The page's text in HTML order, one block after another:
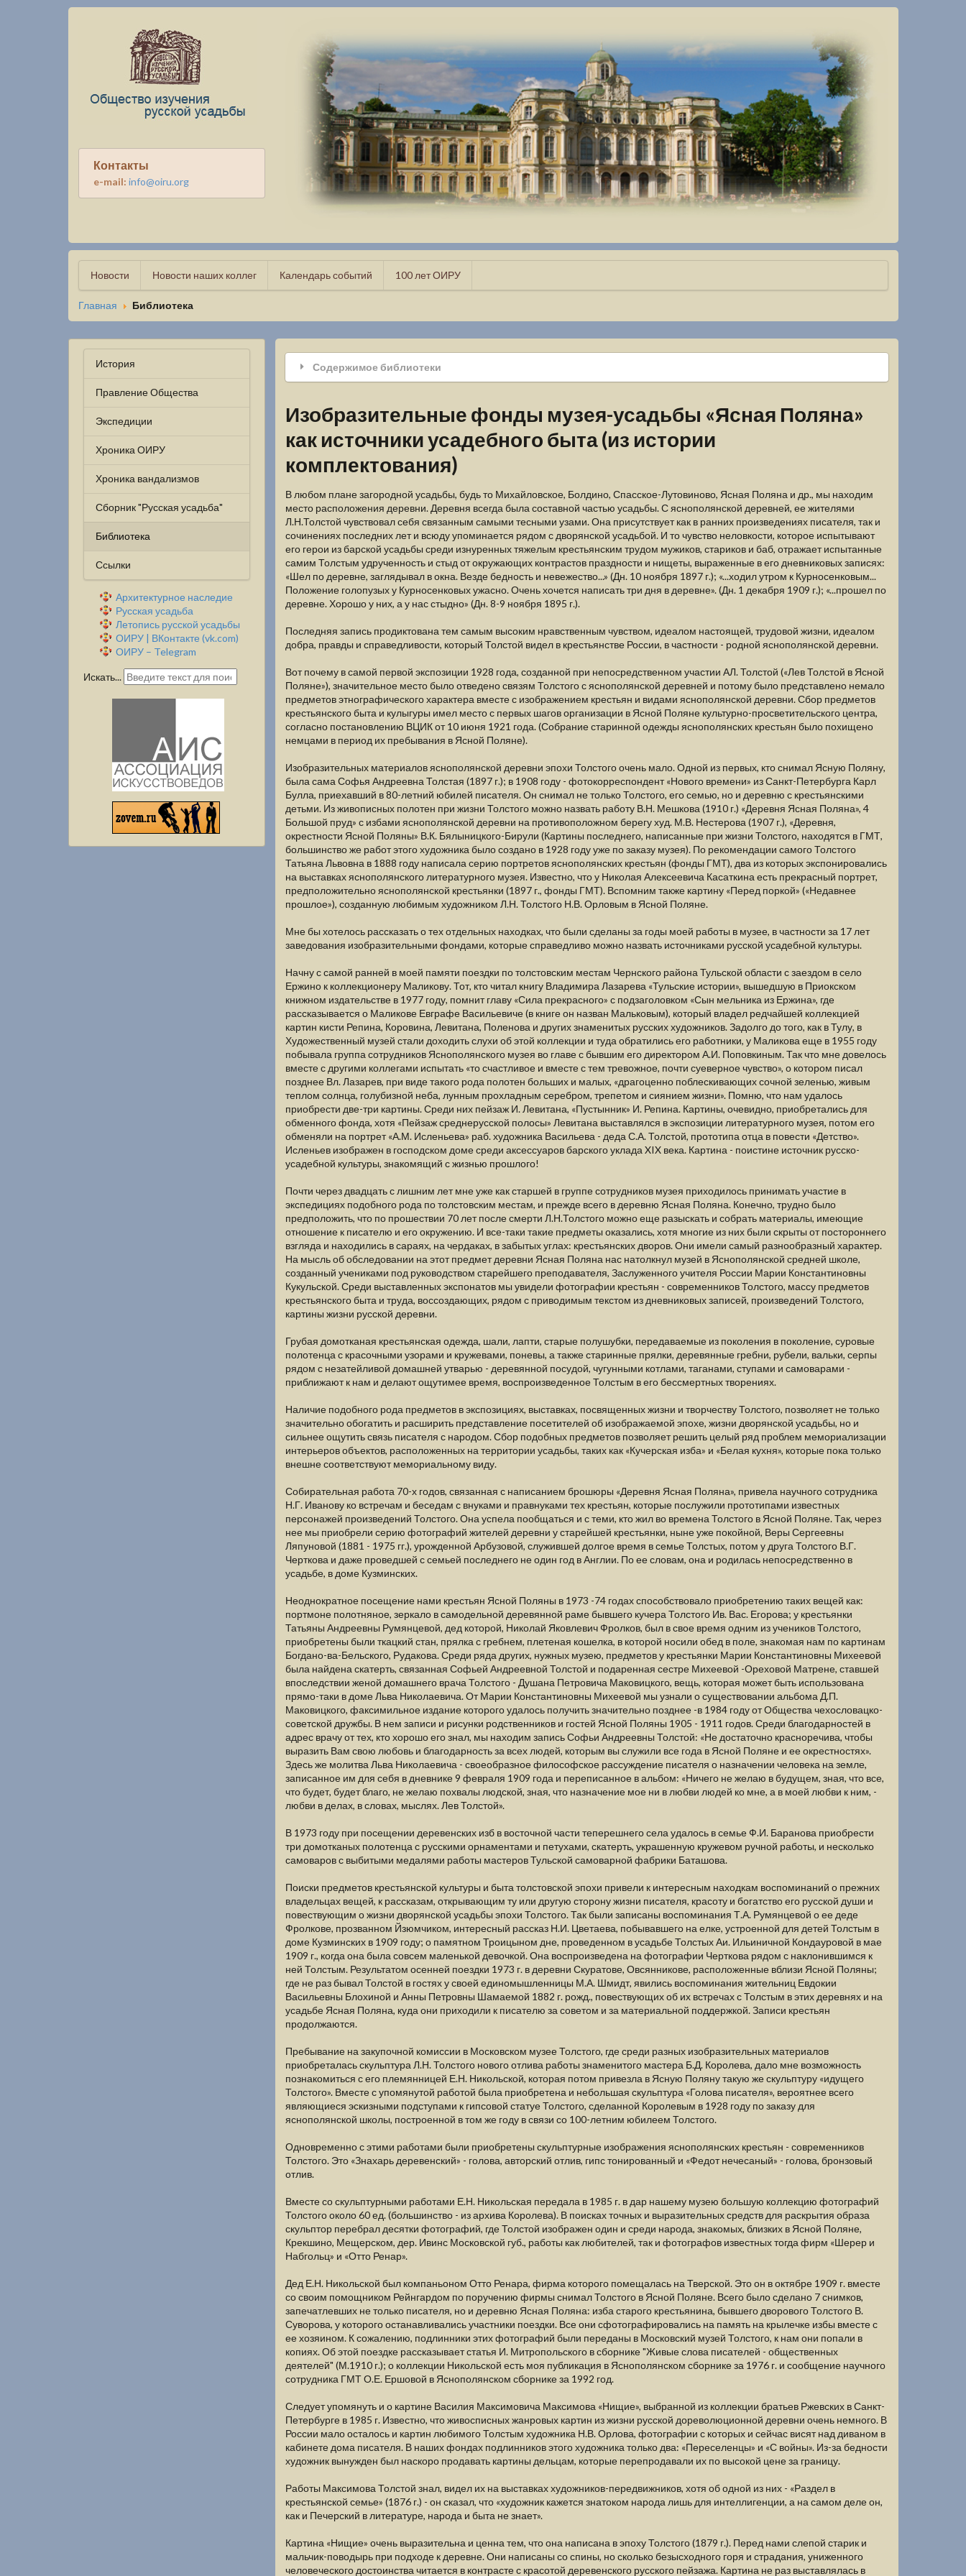
Контакты
e-mail: info@oiru.org
Новости Новости наших коллег Календарь событий 100 лет ОИРУ
Главная Библиотека
История
Правление Общества
Экспедиции
Хроника ОИРУ
Хроника вандализмов
Сборник "Русская усадьба"
Библиотека
Ссылки
Архитектурное наследие
Русская усадьба
Летопись русской усадьбы
ОИРУ | ВКонтакте (vk.com)
ОИРУ – Telegram
Искать...
Содержимое библиотеки
Изобразительные фонды музея-усадьбы «Ясная Поляна»
как источники усадебного быта (из истории
комплектования)
В любом плане загородной усадьбы, будь то Михайловское, Болдино, Спасское-Лутовиново, Ясная Поляна и др., мы находим
место расположения деревни. Деревня всегда была составной частью усадьбы. С яснополянской деревней, ее жителями
Л.Н.Толстой чувствовал себя связанным самыми тесными узами. Она присутствует как в ранних произведениях писателя, так и
сочинениях последних лет и всюду упоминается рядом с дворянской усадьбой. И то чувство неловкости, которое испытывают
его герои из барской усадьбы среди изнуренных тяжелым крестьянским трудом мужиков, стариков и баб, отражает испытанные
самим Толстым удрученность и стыд от окружающих контрастов праздности и нищеты, выраженные в его дневниковых записях:
«Шел по деревне, заглядывал в окна. Везде бедность и невежество...» (Дн. 10 ноября 1897 г.); «...ходил утром к Курносенковым...
Положение голопузых у Курносенковых ужасно. Очень хочется написать три дня в деревне». (Дн. 1 декабря 1909 г.); «...прошел по
деревне. Хорошо у них, а у нас стыдно» (Дн. 8-9 ноября 1895 г.).
Последняя запись продиктована тем самым высоким нравственным чувством, идеалом настоящей, трудовой жизни, идеалом
добра, правды и справедливости, который Толстой видел в крестьянстве России, в частности - родной яснополянской деревни.
Вот почему в самой первой экспозиции 1928 года, созданной при непосредственном участии АЛ. Толстой («Лев Толстой в Ясной
Поляне»), значительное место было отведено связям Толстого с яснополянской деревней и потому было представлено немало
предметов этнографического характера вместе с изображением крестьян и видами яснополянской деревни. Сбор предметов
крестьянского быта и кулыгуры имел место с первых шагов организации в Ясной Поляне культурно-просветительского центра,
согласно постановлению ВЦИК от 10 июня 1921 года. (Собрание старинной одежды яснополянских крестьян было похищено
немцами в период их пребывания в Ясной Поляне).
Изобразительных материалов яснополянской деревни эпохи Толстого очень мало. Одной из первых, кто снимал Ясную Поляну,
была сама Софья Андреевна Толстая (1897 г.); в 1908 году - фотокорреспондент «Нового времени» из Санкт-Петербурга Карл
Булла, приехавший в 80-летний юбилей писателя. Он снимал не только Толстого, его семью, но и деревню с крестьянскими
детьми. Из живописных полотен при жизни Толстого можно назвать работу В.Н. Мешкова (1910 г.) «Деревня Ясная Поляна», 4
Большой пруд» с избами яснополянской деревни на противоположном берегу худ. М.В. Нестерова (1907 г.), «Деревня,
окрестности Ясной Поляны» В.К. Бялыницкого-Бирули (Картины последнего, написанные при жизни Толстого, находятся в ГМТ,
большинство же работ этого художника было создано в 1928 году уже по заказу музея). По рекомендации самого Толстого
Татьяна Львовна в 1888 году написала серию портретов яснополянских крестьян (фонды ГМТ), два из которых экспонировались
на выставках яснополянского литературного музея. Известно, что у Николая Алексеевича Касаткина есть прекрасный портрет,
предположительно яснополянской крестьянки (1897 г., фонды ГМТ). Вспомним также картину «Перед поркой» («Недавнее
прошлое»), созданную любимым художником Л.Н. Толстого Н.В. Орловым в Ясной Поляне.
Мне бы хотелось рассказать о тех отдельных находках, что были сделаны за годы моей работы в музее, в частности за 17 лет
заведования изобразительными фондами, которые справедливо можно назвать источниками русской усадебной культуры.
Начну с самой ранней в моей памяти поездки по толстовским местам Чернского района Тульской области с заездом в село
Ержино к коллекционеру Маликову. Тот, кто читал книгу Владимира Лазарева «Тульские истории», вышедшую в Приокском
книжном издательстве в 1977 году, помнит главу «Сила прекрасного» с подзаголовком «Сын мельника из Ержина», где
рассказывается о Маликове Евграфе Васильевиче (в книге он назван Мальковым), который владел редчайшей коллекцией
картин кисти Репина, Коровина, Левитана, Поленова и других знаменитых русских художников. Задолго до того, как в Тулу, в
Художественный музей стали доходить слухи об этой коллекции и туда обратились его работники, у Маликова еще в 1955 году
побывала группа сотрудников Яснополянского музея во главе с бывшим его директором А.И. Поповкиным. Так что мне довелось
вместе с другими коллегами испытать «то счастливое и вместе с тем тревожное, почти суеверное чувство», о котором писал
позднее Вл. Лазарев, при виде такого рода полотен больших и малых, «драгоценно поблескивающих сочной зеленью, живым
теплом солнца, голубизной неба, лунным прохладным серебром, трепетом и сиянием жизни». Помню, что нам удалось
приобрести две-три картины. Среди них пейзаж И. Левитана, «Пустынник» И. Репина. Картины, очевидно, приобретались для
обменного фонда, хотя «Пейзаж среднерусской полосы» Левитана выставлялся в экспозиции литературного музея, потом его
обменяли на портрет «А.М. Исленьева» раб. художника Васильева - деда С.А. Толстой, прототипа отца в повести «Детство».
Исленьев изображен в господском доме среди аксессуаров барского уклада XIX века. Картина - поистине источник русско-
усадебной культуры, знакомящий с жизнью прошлого!
Почти через двадцать с лишним лет мне уже как старшей в группе сотрудников музея приходилось принимать участие в
экспедициях подобного рода по толстовским местам, и прежде всего в деревню Ясная Поляна. Конечно, трудно было
предположить, что по прошествии 70 лет после смерти Л.Н.Толстого можно еще разыскать и собрать материалы, имеющие
отношение к писателю и его окружению. И все-таки такие предметы оказались, хотя многие из них были скрыты от постороннего
взгляда и находились в сараях, на чердаках, в забытых углах: крестьянских дворов. Они имели самый разнообразный характер.
На мысль об обследовании на этот предмет деревни Ясная Поляна нас натолкнул музей в Яснополянской средней школе,
созданный учениками под руководством старейшего преподавателя, Заслуженного учителя России Марии Константиновны
Кукульской. Среди выставленных экспонатов мы увидели фотографии крестьян - современников Толстого, массу предметов
крестьянского быта и труда, воссоздающих, рядом с приводимым текстом из дневниковых записей, произведений Толстого,
картины жизни русской деревни.
Грубая домотканая крестьянская одежда, шали, лапти, старые полушубки, передаваемые из поколения в поколение, суровые
полотенца с красочными узорами и кружевами, поневы, а также старинные прялки, деревянные гребни, рубели, вальки, серпы
рядом с незатейливой домашней утварью - деревянной посудой, чугунными котлами, таганами, ступами и самоварами -
приближают к нам и делают ощутимее время, воспроизведенное Толстым в его бессмертных творениях.
Наличие подобного рода предметов в экспозициях, выставках, посвященных жизни и творчеству Толстого, позволяет не только
значительно обогатить и расширить представление посетителей об изображаемой эпохе, жизни дворянской усадьбы, но и
сильнее ощутить связь писателя с народом. Сбор подобных предметов позволяет решить целый ряд проблем мемориализации
интерьеров объектов, расположенных на территории усадьбы, таких как «Кучерская изба» и «Белая кухня», которые пока только
внешне соответствуют мемориальному виду.
Собирательная работа 70-х годов, связанная с написанием брошюры «Деревня Ясная Поляна», привела научного сотрудника
Н.Г. Иванову ко встречам и беседам с внуками и правнуками тех крестьян, которые послужили прототипами известных
персонажей произведений Толстого. Она успела пообщаться и с теми, кто жил во времена Толстого в Ясной Поляне. Так, через
нее мы приобрели серию фотографий жителей деревни у старейшей крестьянки, ныне уже покойной, Веры Сергеевны
Ляпуновой (1881 - 1975 гг.), урожденной Арбузовой, служившей долгое время в семье Толстых, потом у друга Толстого В.Г.
Черткова и даже проведшей с семьей последнего не один год в Англии. По ее словам, она и родилась непосредственно в
усадьбе, в доме Кузминских.
Неоднократное посещение нами крестьян Ясной Поляны в 1973 -74 годах способствовало приобретению таких вещей как:
портмоне полотняное, зеркало в самодельной деревянной раме бывшего кучера Толстого Ив. Вас. Егорова; у крестьянки
Татьяны Андреевны Румянцевой, дед которой, Николай Яковлевич Фролков, был в свое время одним из учеников Толстого,
приобретены были ткацкий стан, прялка с гребнем, плетеная кошелка, в которой носили обед в поле, знакомая нам по картинам
Богдано-ва-Бельского, Рудакова. Среди ряда других, нужных музею, предметов у крестьянки Марии Константиновны Михеевой
была найдена скатерть, связанная Софьей Андреевной Толстой и подаренная сестре Михеевой -Ореховой Матрене, ставшей
впоследствии женой домашнего врача Толстого - Душана Петровича Маковицкого, вещь, которая может быть использована
прямо-таки в доме Льва Николаевича. От Марии Константиновны Михеевой мы узнали о существовании альбома Д.П.
Маковицкого, факсимильное издание которого удалось получить значительно позднее -в 1984 году от Общества чехословацко-
советской дружбы. В нем записи и рисунки родственников и гостей Ясной Поляны 1905 - 1911 годов. Среди благодарностей в
адрес врачу от тех, кто хорошо его знал, мы находим запись Софьи Андреевны Толстой: «Не достаточно красноречива, чтобы
выразить Вам свою любовь и благодарность за всех людей, которым вы служили все года в Ясной Поляне и ее окрестностях».
Здесь же молитва Льва Николаевича - своеобразное философское рассуждение писателя о назначении человека на земле,
записанное им для себя в дневнике 9 февраля 1909 года и переписанное в альбом: «Ничего не желаю в будущем, зная, что все,
что будет, будет благо, не желаю похвалы людской, зная, что назначение мое ни в любви людей ко мне, а в моей любви к ним, -
любви в делах, в словах, мыслях. Лев Толстой».
В 1973 году при посещении деревенских изб в восточной части теперешнего села удалось в семье Ф.И. Баранова приобрести
три домотканых полотенца с русскими орнаментами и петухами, скатерть, украшенную кружевом ручной работы, и несколько
самоваров с выбитыми медалями работы мастеров Тульской самоварной фабрики Баташова.
Поиски предметов крестьянской культуры и быта толстовской эпохи привели к интересным находкам воспоминаний о прежних
владельцах вещей, к рассказам, открывающим ту или другую сторону жизни писателя, красоту и богатство его русской души и
повествующим о жизни дворянской усадьбы эпохи Толстого. Так были записаны воспоминания Т.А. Румянцевой о ее деде
Фролкове, прозванном Йзюмчиком, интересный рассказ Н.И. Цветаева, побывавшего на елке, устроенной для детей Толстым в
доме Кузминских в 1909 году; о памятном Троицыном дне, проведенном в усадьбе Толстых Аи. Ильиничной Кондауровой в мае
1909 г., когда она была совсем маленькой девочкой. Она воспроизведена на фотографии Черткова рядом с наклонившимся к
ней Толстым. Результатом осенней поездки 1973 г. в деревни Скуратове, Овсянникове, расположенные вблизи Ясной Поляны;
где не раз бывал Толстой в гостях у своей единомышленницы М.А. Шмидт, явились воспоминания жительниц Евдокии
Васильевны Блохиной и Анны Петровны Шамаемой 1882 г. рожд., повествующих об их встречах с Толстым в этих деревнях и на
усадьбе Ясная Поляна, куда они приходили к писателю за советом и за материальной поддержкой. Записи крестьян
продолжаются.
Пребывание на закупочной комиссии в Московском музее Толстого, где среди разных изобразительных материалов
приобреталась скульптура Л.Н. Толстого нового отлива работы знаменитого мастера Б.Д. Королева, дало мне возможность
познакомиться с его племянницей Е.Н. Никольской, которая потом привезла в Ясную Поляну такую же скульптуру «идущего
Толстого». Вместе с упомянутой работой была приобретена и небольшая скульптура «Голова писателя», вероятнее всего
являющиеся эскизными подступами к гипсовой статуе Толстого, сделанной Королевым в 1928 году по заказу для
яснополянской школы, построенной в том же году в связи со 100-летним юбилеем Толстого.
Одновременно с этими работами были приобретены скульптурные изображения яснополянских крестьян - современников
Толстого. Это «Знахарь деревенский» - голова, авторский отлив, гипс тонированный и «Федот нечесаный» - голова, бронзовый
отлив.
Вместе со скульптурными работами Е.Н. Никольская передала в 1985 г. в дар нашему музею большую коллекцию фотографий
Толстого около 60 ед. (большинство - из архива Королева). В поисках точных и выразительных средств для раскрытия образа
скульптор перебрал десятки фотографий, где Толстой изображен один и среди народа, знакомых, близких в Ясной Поляне,
Крекшино, Мещерском, дер. Ивинс Московской губ., работы как любителей, так и фотографов известных тогда фирм «Шерер и
Набгольц» и «Отто Ренар».
Дед Е.Н. Никольской был компаньоном Отто Ренара, фирма которого помещалась на Тверской. Это он в октябре 1909 г. вместе
со своим помощником Рейнгардом по поручению фирмы снимал Толстого в Ясной Поляне. Всего было сделано 7 снимков,
запечатлевших не только писателя, но и деревню Ясная Поляна: изба старого крестьянина, бывшего дворового Толстого В.
Суворова, у которого останавливались участники поездки. Все они сфотографировались на память на крылечке избы вместе с
ее хозяином. К сожалению, подлинники этих фотографий были переданы в Московский музей Толстого, к нам они попали в
копиях. Об этой поездке рассказывает статья И. Митропольского в сборнике "Живые слова писателей - общественных
деятелей" (М.1910 г.); о коллекции Никольской есть моя публикация в Яснополянском сборнике за 1976 г. и сообщение научного
сотрудника ГМТ О.Е. Ершовой в Яснополянском сборнике за 1992 год.
Следует упомянуть и о картине Василия Максимовича Максимова «Нищие», выбранной из коллекции братьев Ржевских в Санкт-
Петербурге в 1985 г. Известно, что живосписных жанровых картин из жизни русской дореволюционной деревни очень немного. В
России мало осталось и картин любимого Толстым художника Н.В. Орлова, фотографии с которых и сейчас висят над диваном в
кабинете дома писателя. В наших фондах подлинников этого художника только два: «Переселенцы» и «С войны». Из-за бедности
художник вынужден был наскоро продавать картины дельцам, которые перепродавали их по высокой цене за границу.
Работы Максимова Толстой знал, видел их на выставках художников-передвижников, хотя об одной из них - «Раздел в
крестьянской семье» (1876 г.) - он сказал, что «художник кажется знатоком народа лишь для интеллигенции, а на самом деле он,
как и Печерский в литературе, народа и быта не знает».
Картина «Нищие» очень выразительна и ценна тем, что она написана в эпоху Толстого (1879 г.). Перед нами слепой старик и
мальчик-поводырь при подходе к деревне. Они написаны со спины, но сколько безысходного горя и страдания, униженного
человеческого достоинства читается в контрасте с красотой деревенского русского пейзажа. Картина не раз выставлялась в